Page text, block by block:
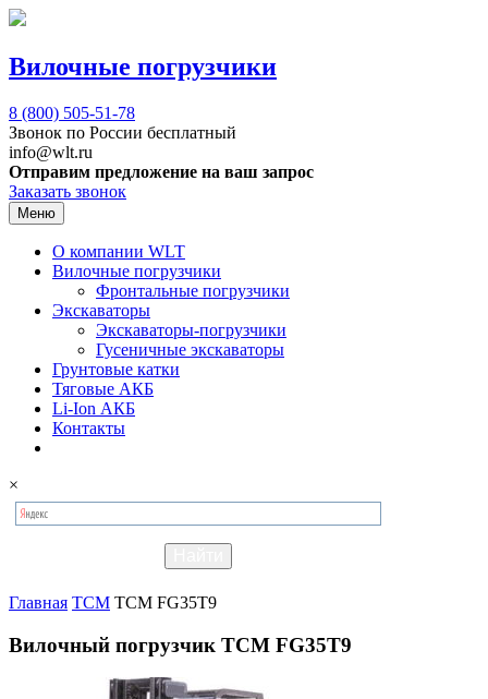
Вилочные погрузчики
8 (800) 505-51-78
Звонок по России бесплатный
info@wlt.ru
Отправим предложение на ваш запрос
Заказать звонок
Меню
О компании WLT
Вилочные погрузчики
Фронтальные погрузчики
Экскаваторы
Экскаваторы-погрузчики
Гусеничные экскаваторы
Грунтовые катки
Тяговые АКБ
Li-Ion АКБ
Контакты
×
Главная TCM TCM FG35T9
Вилочный погрузчик TCM FG35T9